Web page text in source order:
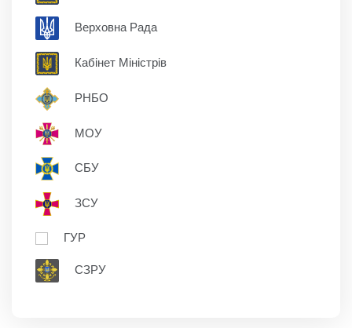
Верховна Рада
Кабінет Міністрів
РНБО
МОУ
СБУ
ЗСУ
ГУР
СЗРУ